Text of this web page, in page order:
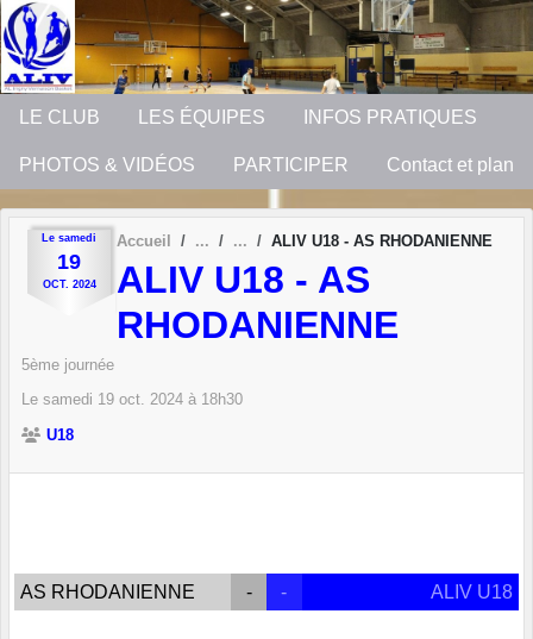
LE CLUB LES ÉQUIPES INFOS PRATIQUES
PHOTOS & VIDÉOS PARTICIPER Contact et plan
Le samedi
19
OCT. 2024
Accueil ALIV U18 - AS RHODANIENNE
ALIV U18 - AS
RHODANIENNE
5ème journée
Le samedi 19 oct. 2024 à 18h30
U18
AS RHODANIENNE - - ALIV U18
Panneau de gestion des cookies